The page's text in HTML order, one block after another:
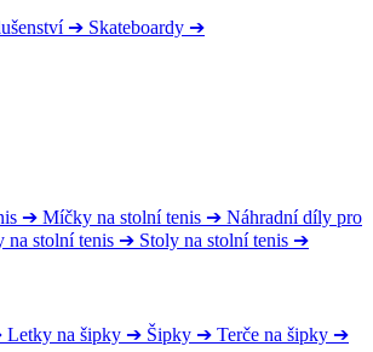
➔ Skateboardy ➔
➔ Míčky na stolní tenis ➔ Náhradní díly pro
na stolní tenis ➔ Stoly na stolní tenis ➔
Letky na šipky ➔ Šipky ➔ Terče na šipky ➔